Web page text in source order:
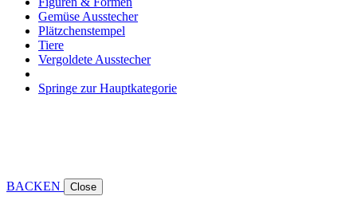
Gemüse Ausstecher
Plätzchenstempel
Tiere
Vergoldete Ausstecher
Springe zur Hauptkategorie
BACKEN Close